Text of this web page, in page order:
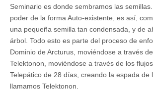
Seminario es donde sembramos las
poder de la forma Auto-existente, es así,
una pequeña semilla tan condensada, y de
árbol. Todo esto es parte del proceso de
Dominio de Arcturus, moviéndose a través
Telektonon, moviéndose a través de los
Telepático de 28 días, creando la espada de
llamamos Telektonon.